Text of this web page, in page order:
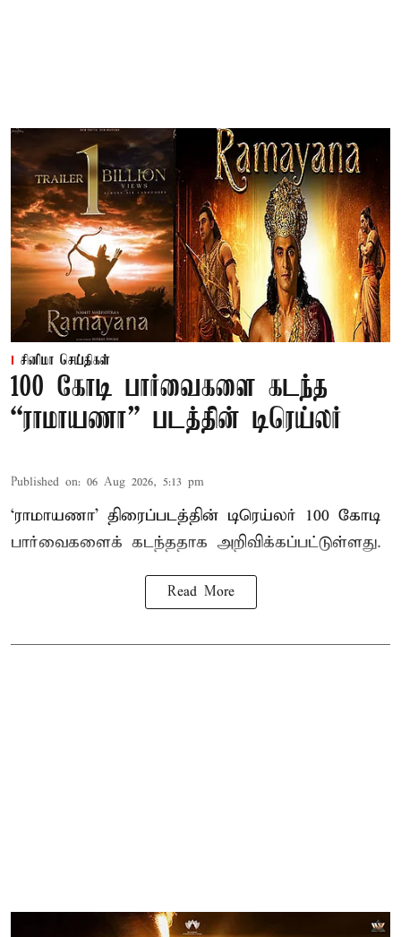
சினிமா செய்திகள்
100 கோடி பார்வைகளை கடந்த
“ராமாயணா” படத்தின் டிரெய்லர்
Published on: 06 Aug 2026, 5:13 pm
‘ராமாயணா’ திரைப்படத்தின் டிரெய்லர் 100 கோடி
பார்வைகளைக் கடந்ததாக அறிவிக்கப்பட்டுள்ளது.
Read More